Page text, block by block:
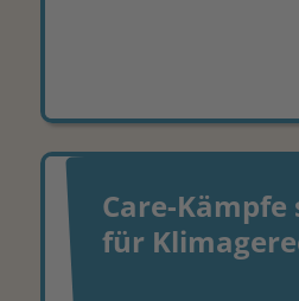
Care-
für